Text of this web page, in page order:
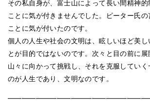
その私自身が、富士山によって長い間精神
ことに気が付きませんでした。ピーター氏
ことに気が付いたのです。
個人の人生や社会の文明は、眩しいほど美し
とが目的ではないのです。次々と目の前に
山々に向かって挑戦し、それを克服していく
のが人生であり、文明なのです。